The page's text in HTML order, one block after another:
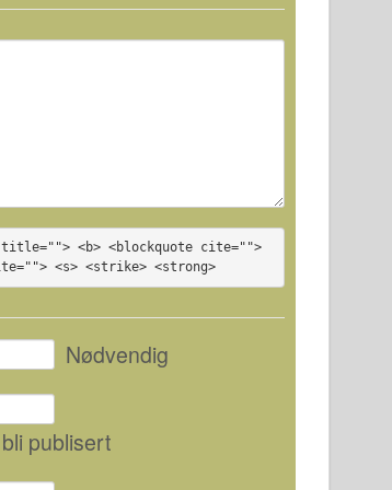
<b> <blockquote cite="">
<s> <strike> <strong>
Nødvendig
publisert